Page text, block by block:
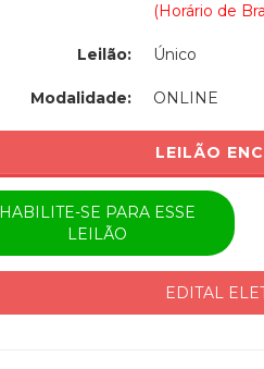
(Horário de
Leilão: Único
Modalidade: ONLINE
LEILÃO
HABILITE-SE PARA ESSE
LEILÃO
EDITAL